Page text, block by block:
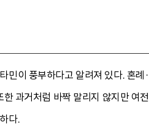
이 풍부하다고 알려져 있다. 혼
과거처럼 바짝 말리지 않지만 여
다.